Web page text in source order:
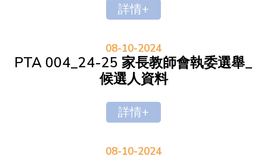
詳情+
08-10-2024
PTA 004_24-25 家長教師會執委選舉_
候選人資料
詳情+
08-10-2024